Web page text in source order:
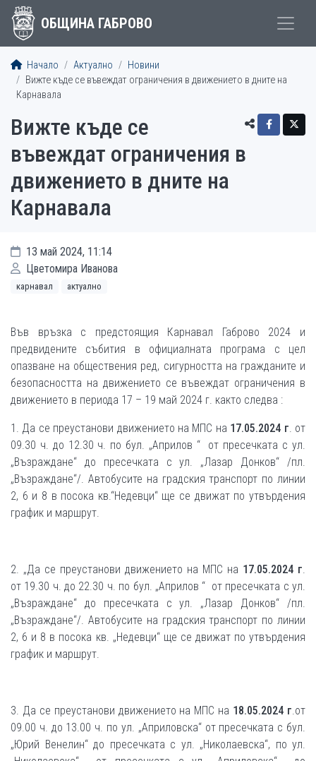
ОБЩИНА ГАБРОВО
Начало Актуално
Новини
Вижте къде се въвеждат ограничения в движението в дните на
Карнавала
Вижте къде се
въвеждат ограничения в
движението в дните на
Карнавала
13 май 2024, 11:14
Цветомира Иванова
карнавал актуално
Във връзка с предстоящия Карнавал Габрово 2024 и
предвидените събития в официалната програма с цел
опазване на обществения ред, сигурността на гражданите и
безопасността на движението се въвеждат ограничения в
движението в периода 17 – 19 май 2024 г. както следва :
1. Да се преустанови движението на МПС на 17.05.2024 г. от
09.30 ч. до 12.30 ч. по бул. „Априлов “ от пресечката с ул.
„Възраждане“ до пресечката с ул. „Лазар Донков“ /пл.
„Възраждане“/. Автобусите на градския транспорт по линии
2, 6 и 8 в посока кв.“Недевци“ ще се движат по утвърдения
график и маршрут.
2. „Да се преустанови движението на МПС на 17.05.2024 г.
от 19.30 ч. до 22.30 ч. по бул. „Априлов “ от пресечката с ул.
„Възраждане“ до пресечката с ул. „Лазар Донков“ /пл.
„Възраждане“/. Автобусите на градския транспорт по линии
2, 6 и 8 в посока кв. „Недевци“ ще се движат по утвърдения
график и маршрут.
3. Да се преустанови движението на МПС на 18.05.2024 г.от
09.00 ч. до 13.00 ч. по ул. „Априловска“ от пресечката с бул.
„Юрий Венелин“ до пресечката с ул. „Николаевска“, по ул.